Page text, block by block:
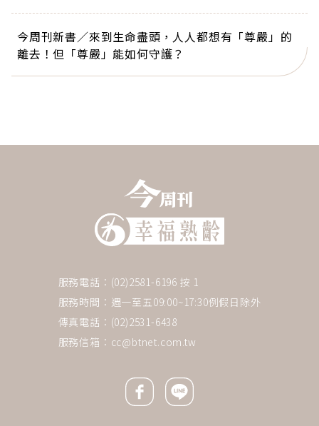
今周刊新書／來到生命盡頭，人人都想有「尊嚴」的
離去！但「尊嚴」能如何守護？
服務電話：(02)2581-6196 按 1
服務時間：週一至五09:00~17:30例假日除外
傳真電話：(02)2531-6438
服務信箱： cc@btnet.com.tw
Facebook icon
Line icon